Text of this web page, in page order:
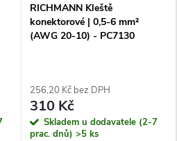
RICHMANN Kleště
konektorové | 0,5-6 mm²
(AWG 20-10) - PC7130
256,20 Kč bez DPH
310 Kč
Skladem u dodavatele (2-7
prac. dnů) >5 ks